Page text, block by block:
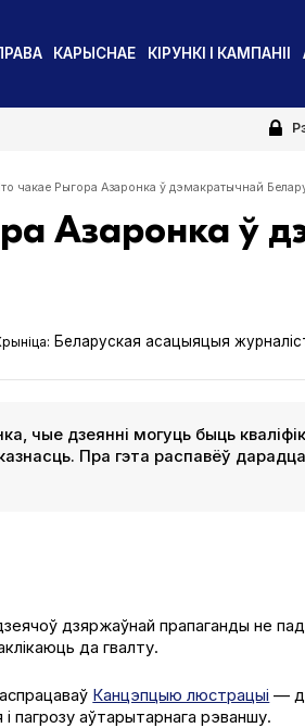
КАРЫСНАЕ КІРУНКІ І КАМПАНІІ
чакае Рыгора Азаронка ў дэмакратычнай
Азаронка ў
Беларуская асацыяцыя
чые дзеянні могуць быць
Пра гэта распавёў
дзяржаўнай прапаганды не
да гвалту.
Канцэпцыю люстрацыі —
пагрозу аўтарытарнага рэваншу.